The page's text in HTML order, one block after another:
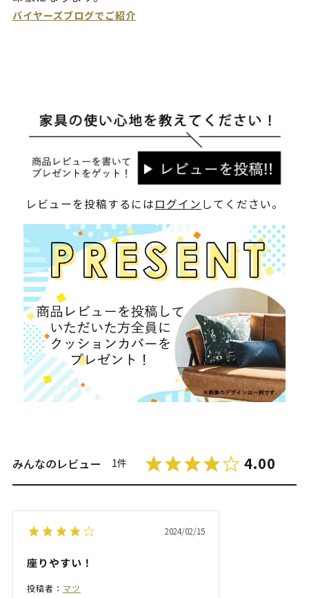
バイヤーズブログでご紹介
レビューを投稿するにはログイン してください。
みんなのレビュー 1件 4.00
2024/02/15
座りやすい！
投稿者： マツ